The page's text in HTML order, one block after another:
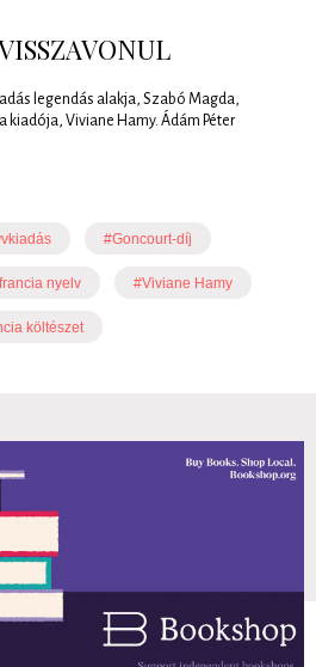
legendás alakja, Szabó Magda,
kiadója, Viviane Hamy. Ádám Péter
#Goncourt-díj
nyelv #Viviane Hamy
költészet